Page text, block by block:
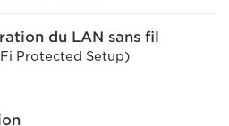
du LAN sans fil
Protected Setup)